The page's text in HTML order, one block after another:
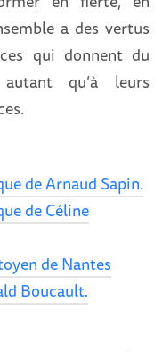
a des vertus
qui donnent du
qu’à leurs
de Arnaud Sapin.
de Céline
de Nantes
Boucault.